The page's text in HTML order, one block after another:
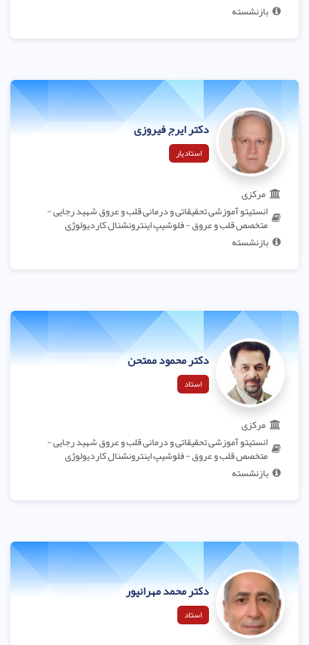
بازنشسته
دکتر ایرج فیروزی
استادیار
مرکزی
انستیتو آموزشی تحقیقاتی و درمانی قلب و عروق شهید رجایی -
متخصص قلب و عروق - فلوشیپ اینترونشنال کاردیولوژی
بازنشسته
دکتر محمود ممتحن
استاد
مرکزی
انستیتو آموزشی تحقیقاتی و درمانی قلب و عروق شهید رجایی -
متخصص قلب و عروق - فلوشیپ اینترونشنال کاردیولوژی
بازنشسته
دکتر محمد مهرانپور
استاد